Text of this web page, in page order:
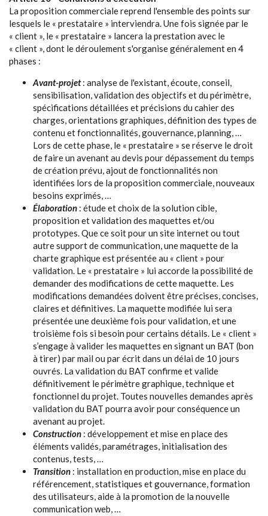
La proposition commerciale reprend l'ensemble des points sur
lesquels le « prestataire » interviendra. Une fois signée par le
« client », le « prestataire » lancera la prestation avec le
« client », dont le déroulement s'organise généralement en 4
phases :
Avant-projet: analyse de l'existant, écoute, conseil,
sensibilisation, validation des objectifs et du périmètre,
spécifications détaillées et précisions du cahier des
charges, orientations graphiques, définition des types de
contenu et fonctionnalités, gouvernance, planning, …
Lors de cette phase, le « prestataire » se réserve le droit
de faire un avenant au devis pour dépassement du temps
de création prévu, ajout de fonctionnalités non
identifiées lors de la proposition commerciale, nouveaux
besoins exprimés, …
Élaboration : étude et choix de la solution cible,
proposition et validation des maquettes et/ou
prototypes. Que ce soit pour un site internet ou tout
autre support de communication, une maquette de la
charte graphique est présentée au « client » pour
validation. Le « prestataire » lui accorde la possibilité de
demander des modifications de cette maquette. Les
modifications demandées doivent être précises, concises,
claires et définitives. La maquette modifiée lui sera
présentée une deuxième fois pour validation, et une
troisième fois si besoin pour certains détails. Le « client »
s’engage à valider les maquettes en signant un BAT (bon
à tirer) par mail ou par écrit dans un délai de 10 jours
ouvrés. La validation du BAT confirme et valide
définitivement le périmètre graphique, technique et
fonctionnel du projet. Toutes nouvelles demandes après
validation du BAT pourra avoir pour conséquence un
avenant au projet.
Construction : développement et mise en place des
éléments validés, paramétrages, initialisation des
contenus, tests, …
Transition : installation en production, mise en place du
référencement, statistiques et gouvernance, formation
des utilisateurs, aide à la promotion de la nouvelle
communication web, …